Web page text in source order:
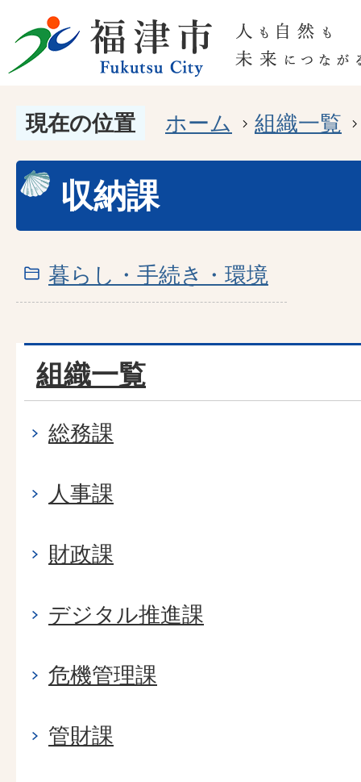
現在の位置 ホーム 組織一覧
収納課
暮らし・手続き・環境
組織一覧
総務課
人事課
財政課
デジタル推進課
危機管理課
管財課